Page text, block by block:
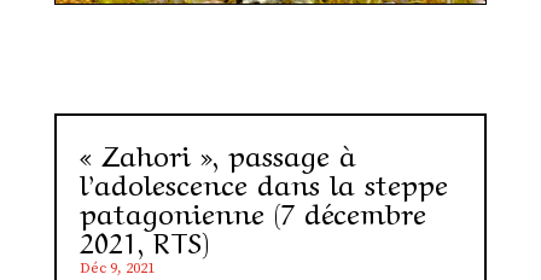
« Zahori », passage à
l’adolescence dans la steppe
patagonienne (7 décembre
2021, RTS)
Déc 9, 2021